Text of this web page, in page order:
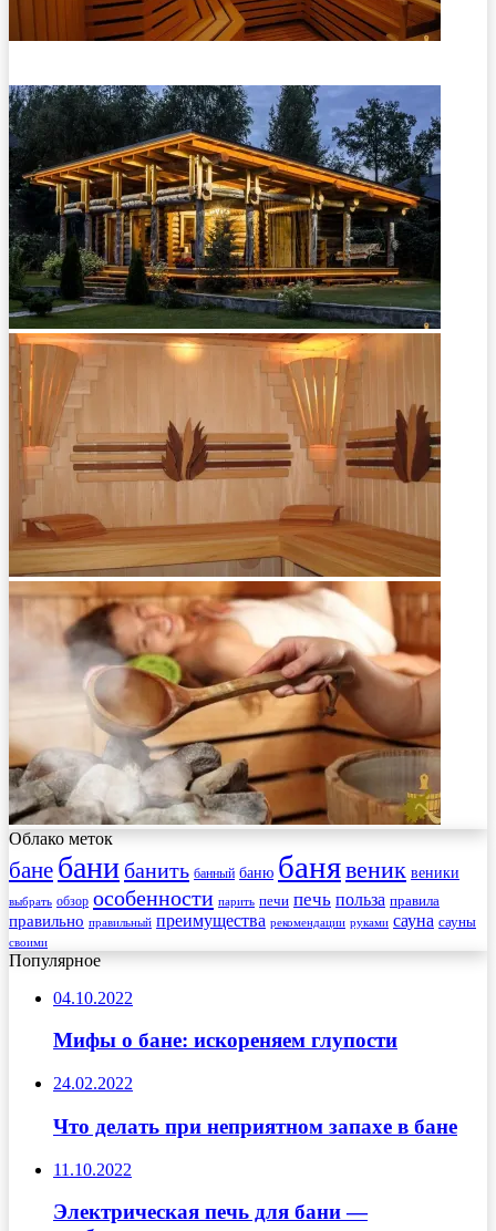
Облако меток
бане бани банить банный баню банявеник веники
выбрать обзор особенности парить печи печь польза правила
правильно правильный преимущества рекомендации руками сауна сауны
своими
Популярное
04.10.2022
Мифы о бане: искореняем глупости
24.02.2022
Что делать при неприятном запахе в бане
11.10.2022
Электрическая печь для бани —